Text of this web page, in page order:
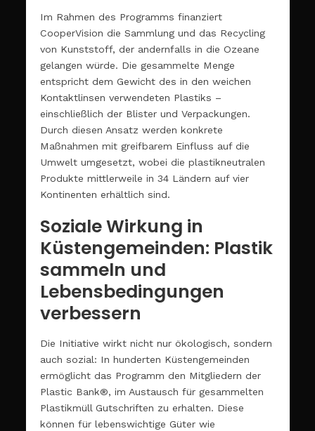
Im Rahmen des Programms finanziert
CooperVision die Sammlung und das Recycling
von Kunststoff, der andernfalls in die Ozeane
gelangen würde. Die gesammelte Menge
entspricht dem Gewicht des in den weichen
Kontaktlinsen verwendeten Plastiks –
einschließlich der Blister und Verpackungen.
Durch diesen Ansatz werden konkrete
Maßnahmen mit greifbarem Einfluss auf die
Umwelt umgesetzt, wobei die plastikneutralen
Produkte mittlerweile in 34 Ländern auf vier
Kontinenten erhältlich sind.
Soziale Wirkung in
Küstengemeinden: Plastik
sammeln und
Lebensbedingungen
verbessern
Die Initiative wirkt nicht nur ökologisch, sondern
auch sozial: In hunderten Küstengemeinden
ermöglicht das Programm den Mitgliedern der
Plastic Bank®, im Austausch für gesammelten
Plastikmüll Gutschriften zu erhalten. Diese
können für lebenswichtige Güter wie